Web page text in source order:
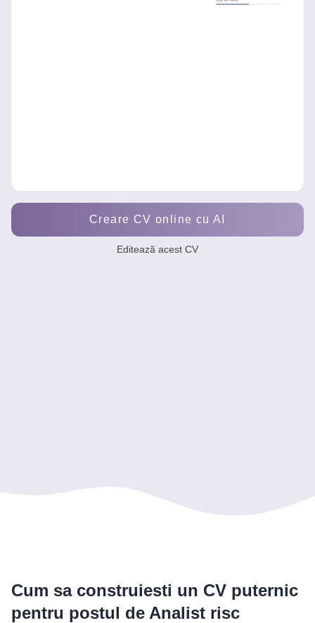
Creare CV online cu AI
Editează acest CV
Cum sa construiesti un CV puternic
pentru postul de Analist risc